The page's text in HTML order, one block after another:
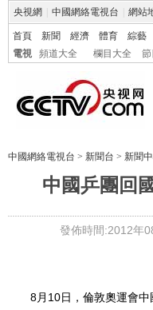
央視網 中國網絡電視台 網站
首頁 新聞 經濟 體育 綜藝
電視
頻道大全 欄目大全 節
中國網絡電視台 > 新聞台 > 新聞
中國乒團回
發佈時間:2012年
8月10日，倫敦奧運會中